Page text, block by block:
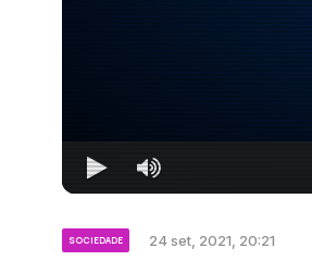
SOCIEDADE 24 set, 2021, 20:21